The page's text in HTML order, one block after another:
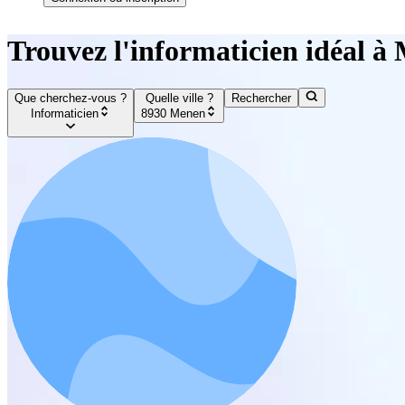
Trouvez l'informaticien idéal à
Que cherchez-vous ?
Informaticien
Quelle ville ?
8930 Menen
Rechercher